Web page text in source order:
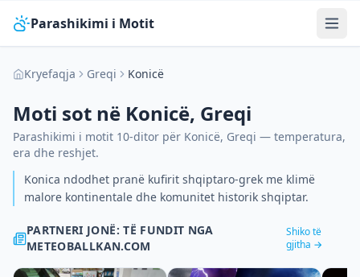
Parashikimi i Motit
Kryefaqja Greqi Konicë
Moti sot në Konicë, Greqi
Parashikimi i motit 10-ditor për Konicë, Greqi — temperatura,
era dhe reshjet.
Konica ndodhet pranë kufirit shqiptaro-grek me klimë
malore kontinentale dhe komunitet historik shqiptar.
PARTNERI JONË: TË FUNDIT NGA
METEOBALLKAN.COM
Shiko të
gjitha →